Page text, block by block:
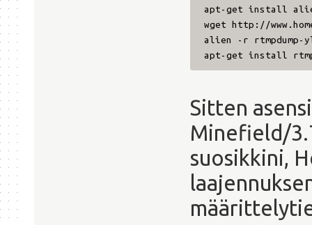
apt-get install
wget http://
alien -r rtmpdump-
apt-get install
Sitten
Minefield/
suosikkini,